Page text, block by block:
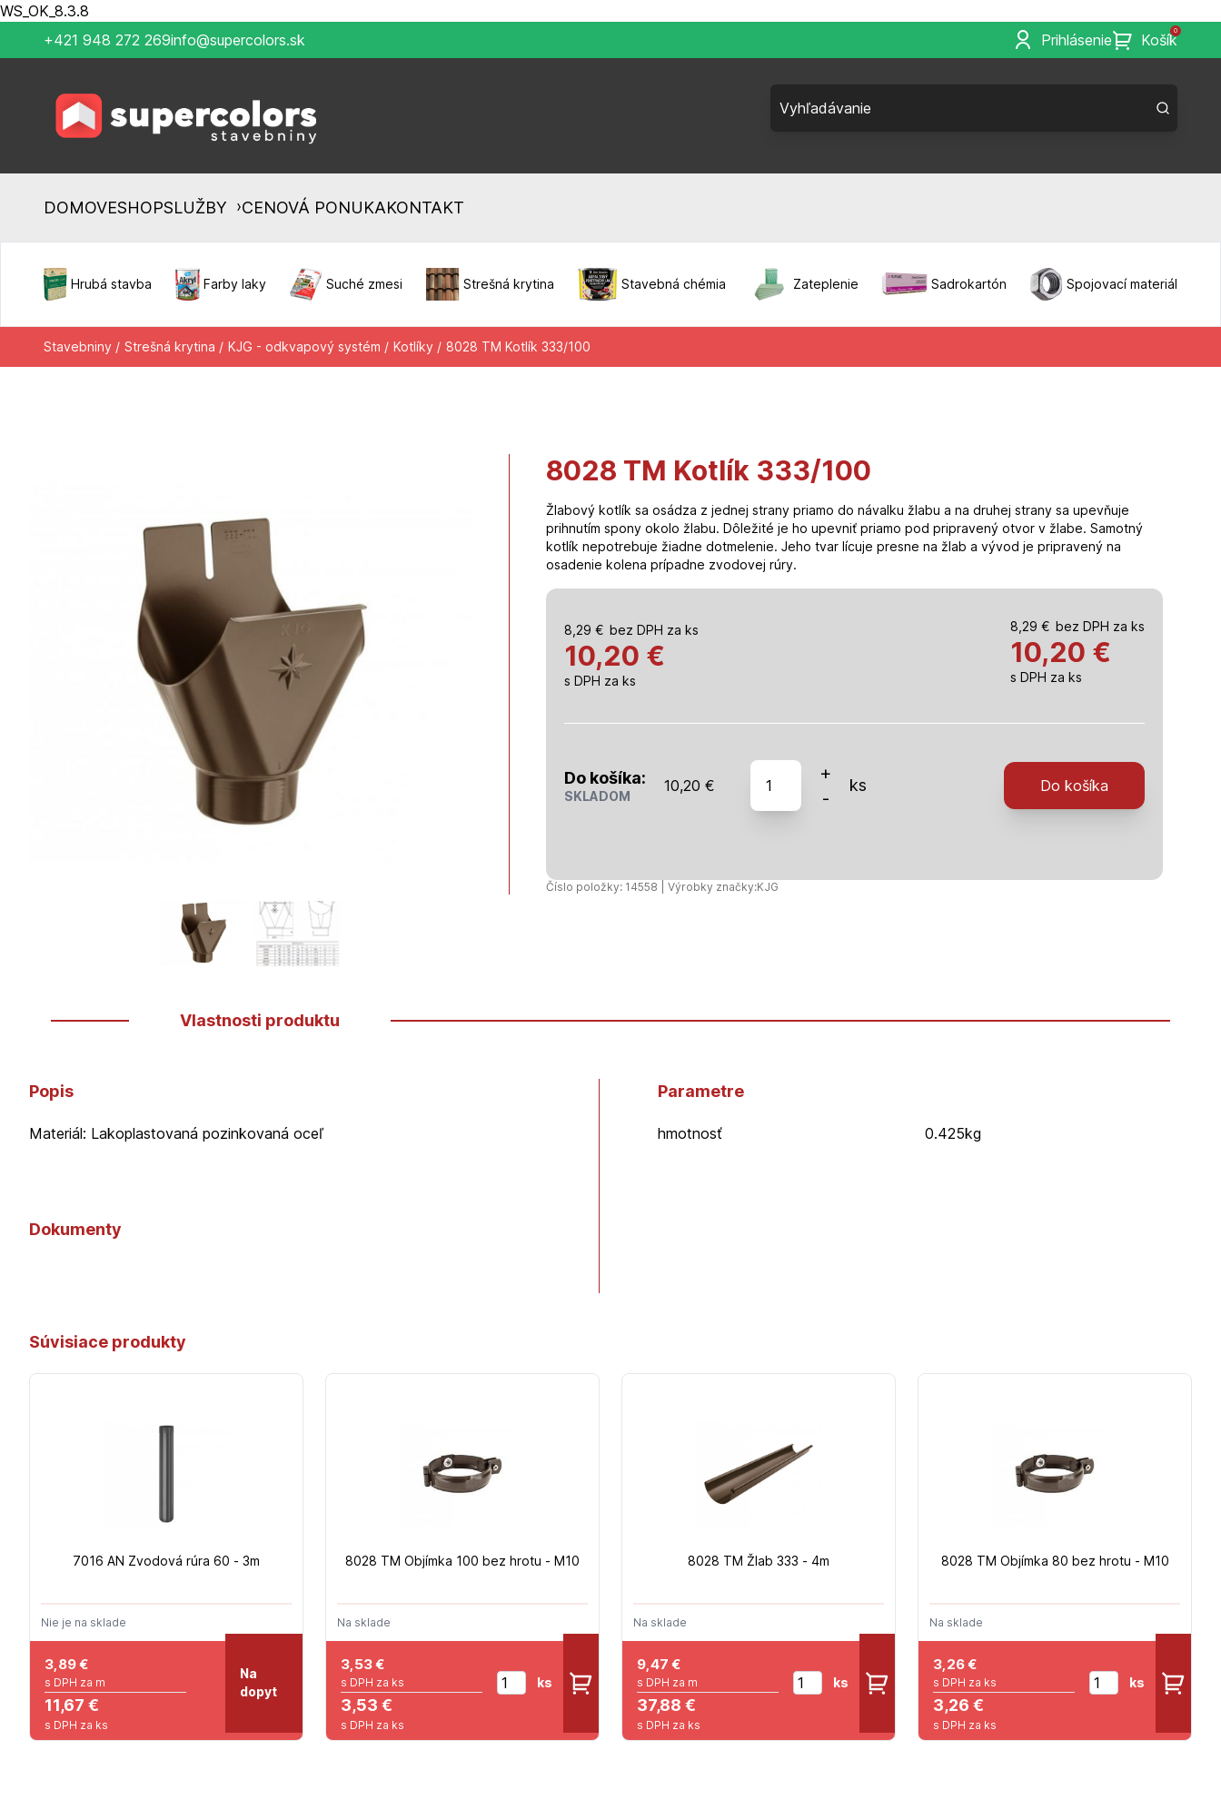
WS_OK_8.3.8
+421 948 272 269info@supercolors.sk Prihlásenie
0
Košík
DOMOVESHOPSLUŽBY ›CENOVÁ PONUKAKONTAKT
Hrubá stavba Farby laky Suché zmesi Strešná krytina Stavebná chémia Zateplenie Sadrokartón Spojovací materiál
Stavebniny / Strešná krytina / KJG - odkvapový systém / Kotlíky / 8028 TM Kotlík 333/100
8028 TM Kotlík 333/100
Žlabový kotlík sa osádza z jednej strany priamo do návalku žlabu a na druhej strany sa upevňuje
prihnutím spony okolo žlabu. Dôležité je ho upevniť priamo pod pripravený otvor v žlabe. Samotný
kotlík nepotrebuje žiadne dotmelenie. Jeho tvar lícuje presne na žlab a vývod je pripravený na
osadenie kolena prípadne zvodovej rúry.
8,29 € bez DPH za ks
10,20 €
s DPH za ks
8,29 € bez DPH za ks
10,20 €
s DPH za ks
Do košíka:
SKLADOM
10,20 €
množstvo
8028
TM
+
-
ks Do košíka
Číslo položky: 14558 | Výrobky značky:KJG
Vlastnosti produktu
Popis
Materiál: Lakoplastovaná pozinkovaná oceľ
Dokumenty
Parametre
hmotnosť 0.425kg
Súvisiace produkty
7016 AN Zvodová rúra 60 - 3m
Nie je na sklade
3,89€
s DPH za m
11,67 €
s DPH za ks
Na
dopyt
8028 TM Objímka 100 bez hrotu - M10
Na sklade
3,53€
s DPH za ks
3,53 €
s DPH za ks
ks
8028 TM Žlab 333 - 4m
Na sklade
9,47 €
s DPH za m
37,88 €
s DPH za ks
ks
8028 TM Objímka 80 bez hrotu - M10
Na sklade
3,26€
s DPH za ks
3,26 €
s DPH za ks
ks